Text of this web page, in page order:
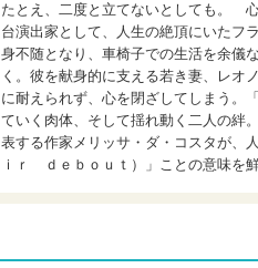
たとえ、二度と立てないとしても。
台演出家として、人生の絶頂にいたフ
身不随となり、車椅子での生活を余儀
く。彼を献身的に支える若き妻、レオ
に耐えられず、心を閉ざしてしまう。
ていく肉体、そして揺れ動く二人の絆
表する作家メリッサ・ダ・コスタが、
ｉｒ ｄｅｂｏｕｔ）」ことの意味を鮮